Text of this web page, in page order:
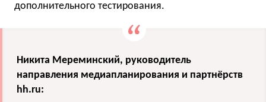
дополнительного тестирования.
Никита Мереминский, руководитель
направления медиапланирования и партнёрств
hh.ru: